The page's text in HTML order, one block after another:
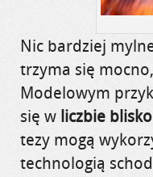
Nic bardziej
trzyma się
Modelowym
się w liczbie
tezy mogą
technologią